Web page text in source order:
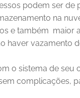
podem ser
na
e também  maior
haver vazamento
o sistema de seu
complicações,